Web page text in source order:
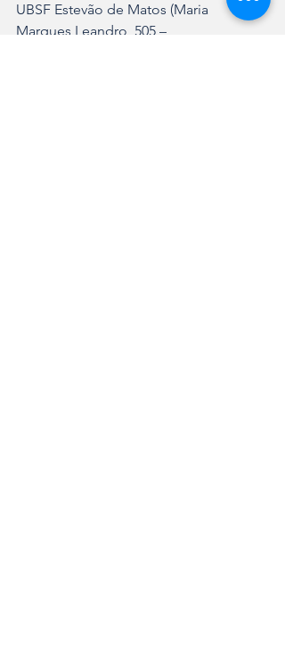
UBSF Estevão de Matos (Maria
Marques Leandro, 505 –